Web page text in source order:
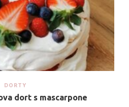
DORTY
dort s mascarpone